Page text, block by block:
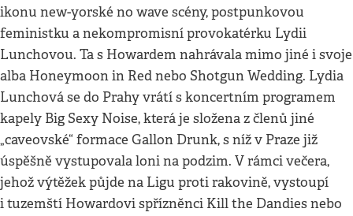
ikonu new-yorské no wave scény, postpunkovou
feministku a nekompromisní provokatérku Lydii
Lunchovou. Ta s Howardem nahrávala mimo jiné i svoje
alba Honeymoon in Red nebo Shotgun Wedding. Lydia
Lunchová se do Prahy vrátí s koncertním programem
kapely Big Sexy Noise, která je složena z členů jiné
„caveovské“ formace Gallon Drunk, s níž v Praze již
úspěšně vystupovala loni na podzim. V rámci večera,
jehož výtěžek půjde na Ligu proti rakovině, vystoupí
i tuzemští Howardovi spřízněnci Kill the Dandies nebo